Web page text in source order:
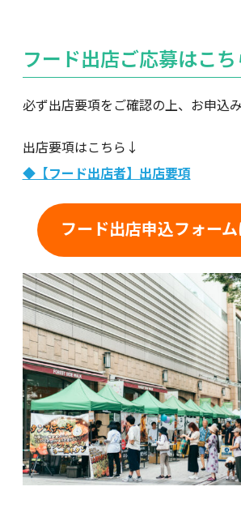
フード出店ご応募はこち
必ず出店要項をご確認の上、お申込み
出店要項はこちら↓
◆【フード出店者】出店要項
フード出店申込フォー